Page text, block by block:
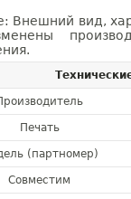
Внешний вид,
Печать
(партномер)
Совместим